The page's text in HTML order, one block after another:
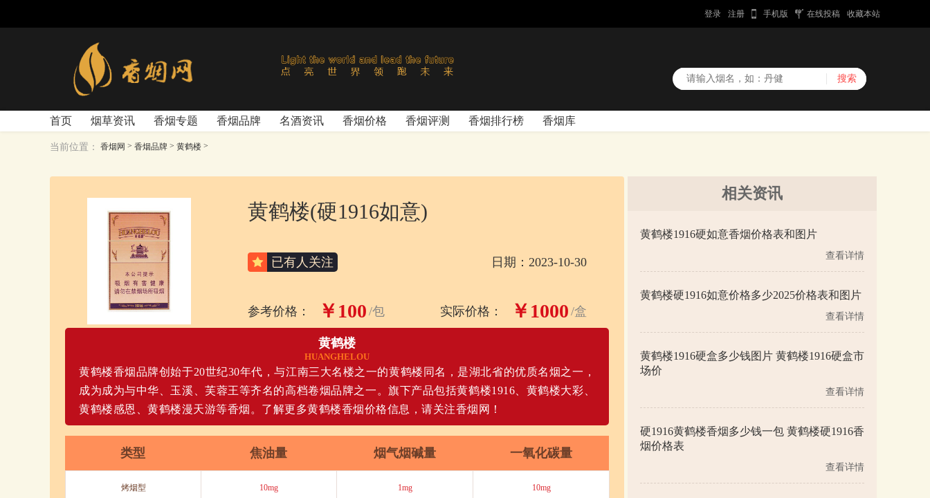
登录 注册 手机版 在线投稿 收藏本站
首页 烟草资讯 香烟专题 香烟品牌 名酒资讯 香烟价格 香烟评测 香烟排行榜 香烟库
当前位置： 香烟网 > 香烟品牌 > 黄鹤楼 >
黄鹤楼(硬1916如意)
已有人关注 日期：2023-10-30
参考价格： ￥100 /包 实际价格： ￥1000 /盒
黄鹤楼
HUANGHELOU
黄鹤楼香烟品牌创始于20世纪30年代，与江南三大名楼之一的黄鹤楼同名，是湖北省的优质名烟之一，
成为成为与中华、玉溪、芙蓉王等齐名的高档卷烟品牌之一。旗下产品包括黄鹤楼1916、黄鹤楼大彩、
黄鹤楼感恩、黄鹤楼漫天游等香烟。了解更多黄鹤楼香烟价格信息，请关注香烟网！
类型 焦油量 烟气烟碱量 一氧化碳量
烤烟型 10mg 1mg 10mg
相关资讯
黄鹤楼1916硬如意香烟价格表和图片
查看详情
黄鹤楼硬1916如意价格多少2025价格表和图片
查看详情
黄鹤楼1916硬盒多少钱图片 黄鹤楼1916硬盒市
场价
查看详情
硬1916黄鹤楼香烟多少钱一包 黄鹤楼硬1916香
烟价格表
查看详情